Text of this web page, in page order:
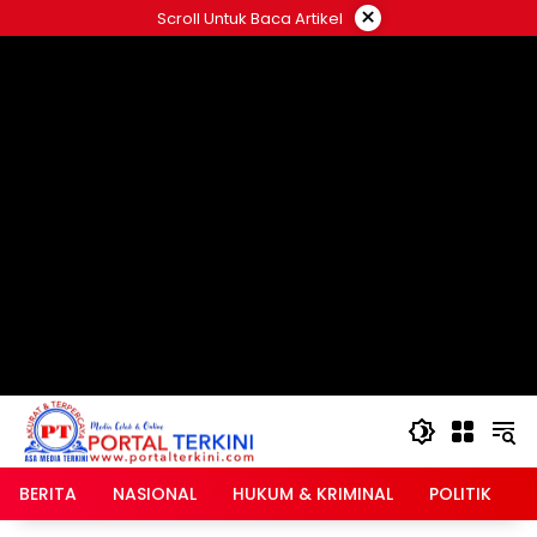
ke
Scroll Untuk Baca Artikel ×
BERITA NASIONAL HUKUM & KRIMINAL POLITIK